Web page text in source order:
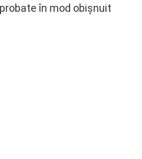
în mod obișnuit